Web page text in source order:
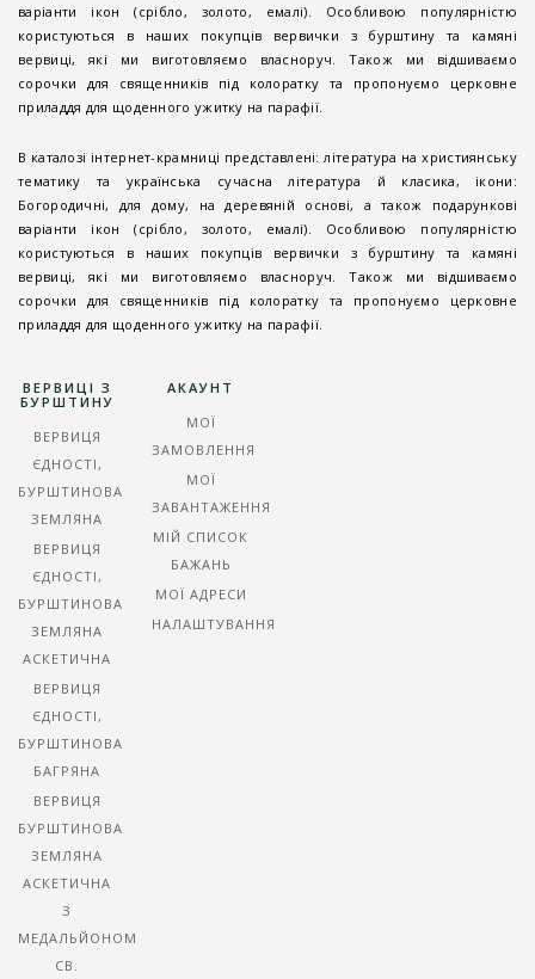
варіанти ікон (срібло, золото, емалі). Особливою популярністю
користуються в наших покупців вервички з бурштину та камяні
вервиці, які ми виготовляємо власноруч. Також ми відшиваємо
сорочки для священників під колоратку та пропонуємо церковне
приладдя для щоденного ужитку на парафії.
В каталозі інтернет-крамниці представлені: література на християнську
тематику та українська сучасна література й класика, ікони:
Богородичні, для дому, на деревяній основі, а також подарункові
варіанти ікон (срібло, золото, емалі). Особливою популярністю
користуються в наших покупців вервички з бурштину та камяні
вервиці, які ми виготовляємо власноруч. Також ми відшиваємо
сорочки для священників під колоратку та пропонуємо церковне
приладдя для щоденного ужитку на парафії.
ВЕРВИЦІ З
БУРШТИНУ
ВЕРВИЦЯ
ЄДНОСТІ,
БУРШТИНОВА
ЗЕМЛЯНА
ВЕРВИЦЯ
ЄДНОСТІ,
БУРШТИНОВА
ЗЕМЛЯНА
АСКЕТИЧНА
ВЕРВИЦЯ
ЄДНОСТІ,
БУРШТИНОВА
БАГРЯНА
ВЕРВИЦЯ
БУРШТИНОВА
ЗЕМЛЯНА
АСКЕТИЧНА
З
МЕДАЛЬЙОНОМ
СВ.
АКАУНТ
МОЇ
ЗАМОВЛЕННЯ
МОЇ
ЗАВАНТАЖЕННЯ
МІЙ СПИСОК
БАЖАНЬ
МОЇ АДРЕСИ
НАЛАШТУВАННЯ